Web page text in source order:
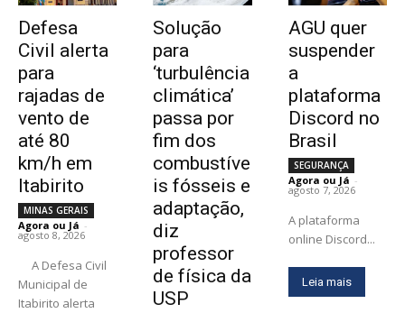
Defesa
Civil alerta
para
rajadas de
vento de
até 80
km/h em
Itabirito
MINAS GERAIS
Agora ou Já -
agosto 8, 2026
Municipal de
Itabirito alerta
Solução
para
‘turbulência
climática’
passa por
fim dos
combustíve
is fósseis e
adaptação,
diz
professor
de física da
USP
AGU quer
suspender
a
plataforma
Discord no
Brasil
SEGURANÇA
Agora ou Já -
agosto 7, 2026
A plataforma
online Discord...
Leia mais